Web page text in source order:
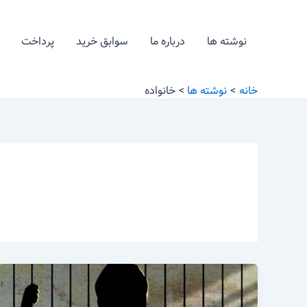
نوشته ها درباره ما سوابق خرید پرداخت
خانه نوشته ها خانواده